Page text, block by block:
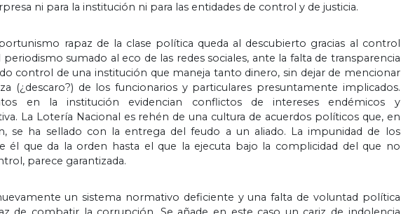
ni para la institución ni para las entidades de control y de justicia.
rapaz de la clase política queda al descubierto gracias al control
periodismo sumado al eco de las redes sociales, ante la falta de transparencia
control de una institución que maneja tanto dinero, sin dejar de mencionar
(¿descaro?) de los funcionarios y particulares presuntamente implicados.
en la institución evidencian conflictos de intereses endémicos y
La Lotería Nacional es rehén de una cultura de acuerdos políticos que, en
se ha sellado con la entrega del feudo a un aliado. La impunidad de los
él que da la orden hasta el que la ejecuta bajo la complicidad del que no
parece garantizada.
un sistema normativo deficiente y una falta de voluntad política